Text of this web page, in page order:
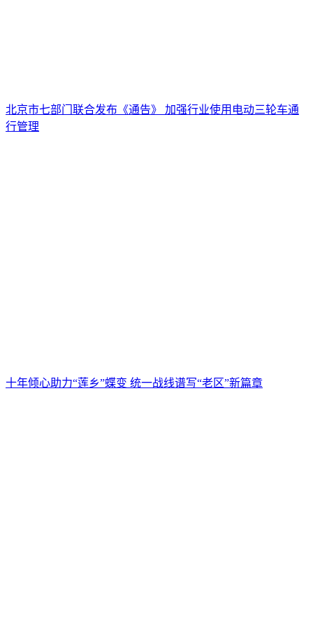
北京市七部门联合发布《通告》 加强行业使用电动三轮车通
行管理
十年倾心助力“莲乡”蝶变 统一战线谱写“老区”新篇章